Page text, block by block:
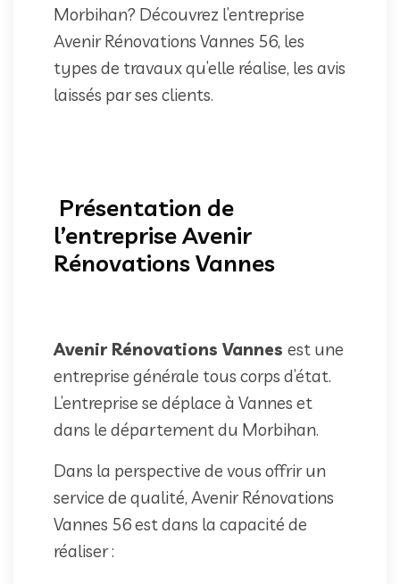
Morbihan? Découvrez l’entreprise
Avenir Rénovations Vannes 56, les
types de travaux qu’elle réalise, les avis
laissés par ses clients.
Présentation de
l’entreprise Avenir
Rénovations Vannes
Avenir Rénovations Vannes est une
entreprise générale tous corps d’état.
L’entreprise se déplace à Vannes et
dans le département du Morbihan.
Dans la perspective de vous offrir un
service de qualité, Avenir Rénovations
Vannes 56 est dans la capacité de
réaliser :